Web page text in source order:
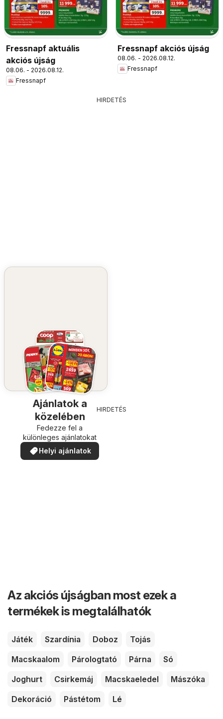
Fressnapf aktuális
akciós újság
08.06. - 2026.08.12.
Fressnapf
Fressnapf akciós újság
08.06. - 2026.08.12.
Fressnapf
HIRDETÉS
Ajánlatok a
közelében
Fedezze fel a
különleges ajánlatokat
Helyi ajánlatok
HIRDETÉS
Az akciós újságban most ezek a
termékek is megtalálhatók
Játék Szardínia Doboz
Tojás
Macskaalom
Párologtató Párna
Só
Joghurt
Csirkemáj Macskaeledel
Mászóka
Dekoráció
Pástétom Lé